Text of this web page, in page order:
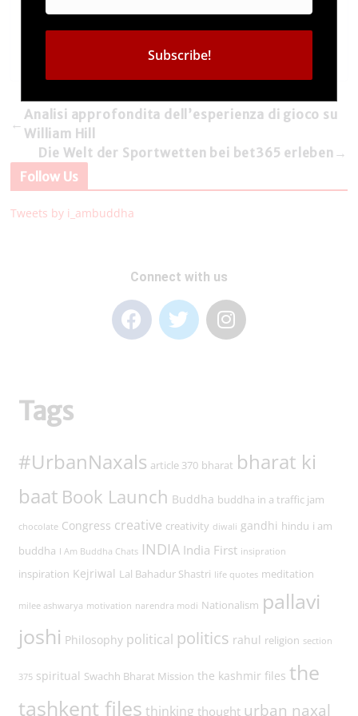
←
Analisi approfondita dell’esperienza di gioco su
William Hill
Die Welt der Sportwetten bei bet365 erleben →
Follow Us
Tweets by i_ambuddha
Connect with us
Tags
#UrbanNaxals article 370 bharat bharat ki
baat Book Launch Buddha buddha in a traffic jam
chocolate Congress creative creativity diwali gandhi hindu i am
buddha I Am Buddha Chats INDIA India First insipration
inspiration Kejriwal Lal Bahadur Shastri life quotes meditation
milee ashwarya motivation narendra modi Nationalism pallavi
joshi Philosophy political politics rahul religion section
375 spiritual Swachh Bharat Mission the kashmir files the
tashkent files thinking thought urban naxal